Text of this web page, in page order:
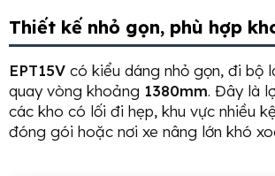
Thiết kế nhỏ gọn, phù hợp
EPT15V có kiểu dáng nhỏ gọn, đi bộ
quay vòng khoảng 1380mm. Đây là
các kho có lối đi hẹp, khu vực nhiều
đóng gói hoặc nơi xe nâng lớn khó